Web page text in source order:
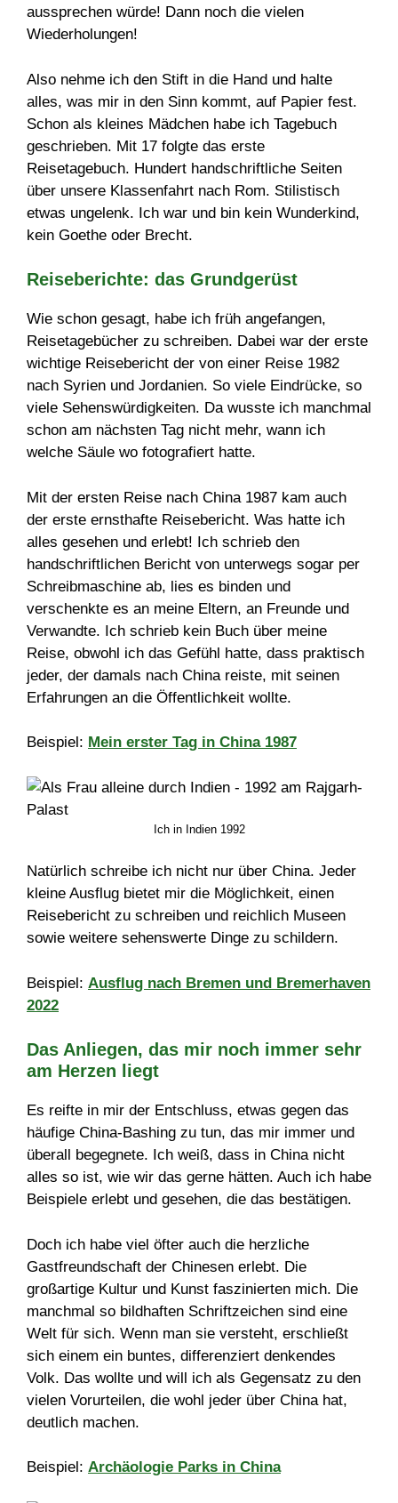
aussprechen würde! Dann noch die vielen
Wiederholungen!
Also nehme ich den Stift in die Hand und halte
alles, was mir in den Sinn kommt, auf Papier fest.
Schon als kleines Mädchen habe ich Tagebuch
geschrieben. Mit 17 folgte das erste
Reisetagebuch. Hundert handschriftliche Seiten
über unsere Klassenfahrt nach Rom. Stilistisch
etwas ungelenk. Ich war und bin kein Wunderkind,
kein Goethe oder Brecht.
Reiseberichte: das Grundgerüst
Wie schon gesagt, habe ich früh angefangen,
Reisetagebücher zu schreiben. Dabei war der erste
wichtige Reisebericht der von einer Reise 1982
nach Syrien und Jordanien. So viele Eindrücke, so
viele Sehenswürdigkeiten. Da wusste ich manchmal
schon am nächsten Tag nicht mehr, wann ich
welche Säule wo fotografiert hatte.
Mit der ersten Reise nach China 1987 kam auch
der erste ernsthafte Reisebericht. Was hatte ich
alles gesehen und erlebt! Ich schrieb den
handschriftlichen Bericht von unterwegs sogar per
Schreibmaschine ab, lies es binden und
verschenkte es an meine Eltern, an Freunde und
Verwandte. Ich schrieb kein Buch über meine
Reise, obwohl ich das Gefühl hatte, dass praktisch
jeder, der damals nach China reiste, mit seinen
Erfahrungen an die Öffentlichkeit wollte.
Beispiel: Mein erster Tag in China 1987
Ich in Indien 1992
Natürlich schreibe ich nicht nur über China. Jeder
kleine Ausflug bietet mir die Möglichkeit, einen
Reisebericht zu schreiben und reichlich Museen
sowie weitere sehenswerte Dinge zu schildern.
Beispiel: Ausflug nach Bremen und Bremerhaven
2022
Das Anliegen, das mir noch immer sehr
am Herzen liegt
Es reifte in mir der Entschluss, etwas gegen das
häufige China-Bashing zu tun, das mir immer und
überall begegnete. Ich weiß, dass in China nicht
alles so ist, wie wir das gerne hätten. Auch ich habe
Beispiele erlebt und gesehen, die das bestätigen.
Doch ich habe viel öfter auch die herzliche
Gastfreundschaft der Chinesen erlebt. Die
großartige Kultur und Kunst faszinierten mich. Die
manchmal so bildhaften Schriftzeichen sind eine
Welt für sich. Wenn man sie versteht, erschließt
sich einem ein buntes, differenziert denkendes
Volk. Das wollte und will ich als Gegensatz zu den
vielen Vorurteilen, die wohl jeder über China hat,
deutlich machen.
Beispiel: Archäologie Parks in China